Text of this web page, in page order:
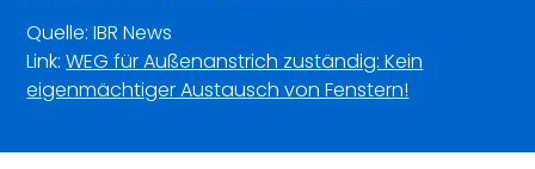
Quelle: IBR News
Link:WEG für Außenanstrich zuständig: Kein
eigenmächtiger Austausch von Fenstern!